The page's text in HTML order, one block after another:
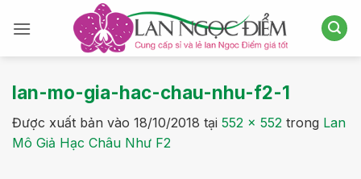
qua
lan-mo-gia-hac-chau-nhu-f2-1
Được xuất bản vào 18/10/2018 tại 552 × 552 trong Lan
Mô Giả Hạc Châu Như F2